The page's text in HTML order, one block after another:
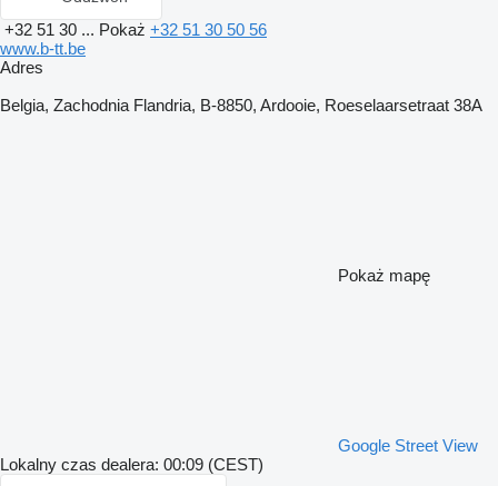
+32 51 30 ... Pokaż +32 51 30 50 56
www.b-tt.be
Adres
Belgia, Zachodnia Flandria, B-8850, Ardooie, Roeselaarsetraat 38A
Pokaż mapę
Google Street View
Lokalny czas dealera: 00:09 (CEST)